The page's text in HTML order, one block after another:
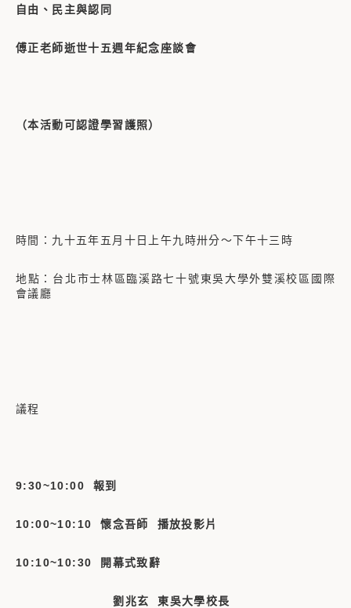
自由、民主與認同
傅正老師逝世十五週年紀念座談會
（本活動可認證學習護照）
時間：九十五年五月十日上午九時卅分～下午十三時
地點：台北市士林區臨溪路七十號東吳大學外雙溪校區國際
會議廳
議程
9:30~10:00 報到
10:00~10:10 懷念吾師 播放投影片
10:10~10:30 開幕式致辭
劉兆玄 東吳大學校長